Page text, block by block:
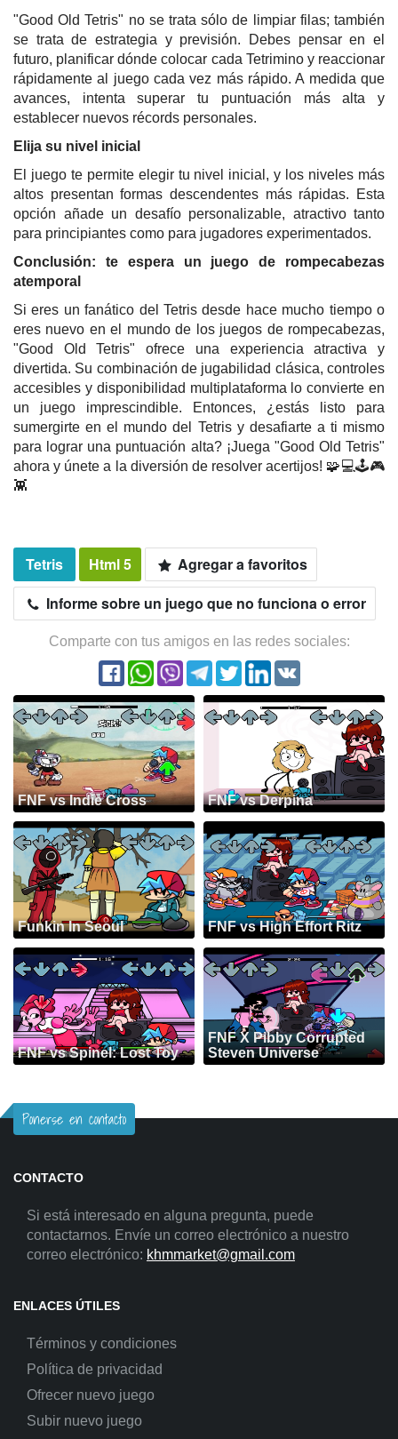
"Good Old Tetris" no se trata sólo de limpiar filas; también
se trata de estrategia y previsión. Debes pensar en el
futuro, planificar dónde colocar cada Tetrimino y reaccionar
rápidamente al juego cada vez más rápido. A medida que
avances, intenta superar tu puntuación más alta y
establecer nuevos récords personales.
Elija su nivel inicial
El juego te permite elegir tu nivel inicial, y los niveles más
altos presentan formas descendentes más rápidas. Esta
opción añade un desafío personalizable, atractivo tanto
para principiantes como para jugadores experimentados.
Conclusión: te espera un juego de rompecabezas
atemporal
Si eres un fanático del Tetris desde hace mucho tiempo o
eres nuevo en el mundo de los juegos de rompecabezas,
"Good Old Tetris" ofrece una experiencia atractiva y
divertida. Su combinación de jugabilidad clásica, controles
accesibles y disponibilidad multiplataforma lo convierte en
un juego imprescindible. Entonces, ¿estás listo para
sumergirte en el mundo del Tetris y desafiarte a ti mismo
para lograr una puntuación alta? ¡Juega "Good Old Tetris"
ahora y únete a la diversión de resolver acertijos! 🧩💻🕹️🎮
👾
Tetris Html 5
Agregar a favoritos
Informe sobre un juego que no funciona o error
Comparte con tus amigos en las redes sociales:
FNF vs Indie Cross FNF vs Derpina
Funkin In Seoul FNF vs High Effort Ritz
FNF vs Spinel: Lost Toy
FNF X Pibby Corrupted
Steven Universe
Ponerse en contacto
CONTACTO
Si está interesado en alguna pregunta, puede
contactarnos. Envíe un correo electrónico a nuestro
correo electrónico: khmmarket@gmail.com
ENLACES ÚTILES
Términos y condiciones
Política de privacidad
Ofrecer nuevo juego
Subir nuevo juego